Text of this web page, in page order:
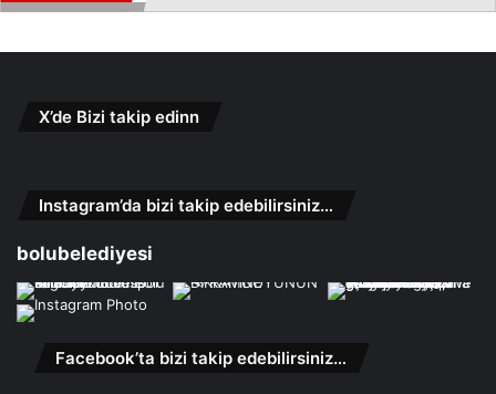
X’de Bizi takip edinn
Instagram’da bizi takip edebilirsiniz…
bolubelediyesi
Facebook’ta bizi takip edebilirsiniz…